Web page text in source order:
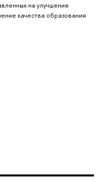
на улучшение
качества образования